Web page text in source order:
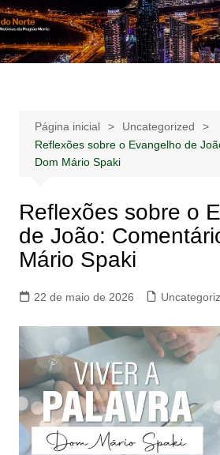
Ir
para
o
Notícias – Publicidades – Anúncios
Página inicial
Uncategorized
Reflexões sobre o Evangelho de
Dom Mário Spaki
Reflexões sobre o
de João:
Mário Spaki
22 de maio de 2026